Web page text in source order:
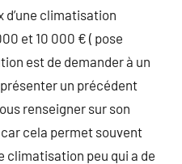
d’une climatisation
et 10 000 € ( pose
est de demander à un
un précédent
renseigner sur son
cela permet souvent
climatisation peu qui a de